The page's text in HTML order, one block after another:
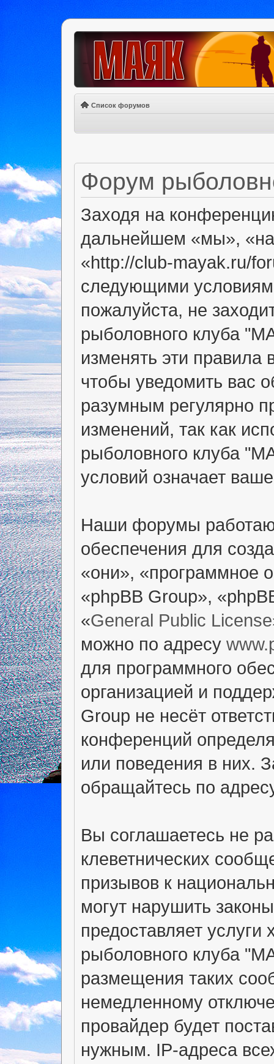
Список форумов
Форум
Заходя на
дальнейшем «мы»,
«http://club-mayak.ru/
следующими
пожалуйста, не
рыболовного клуба
изменять эти
чтобы уведомить вас
разумным регулярно
изменений, так как
рыболовного клуба
условий означает
Наши форумы
обеспечения для
«они», «программное
«phpBB Group»,
«General Public License
можно по адресу
для программного
организацией и
Group не несёт
конференций
или поведения в них.
обращайтесь по
Вы соглашаетесь не
клеветнических
призывов к
могут нарушить
предоставляет
рыболовного клуба
размещения таких
немедленному
провайдер будет
нужным. IP-адреса